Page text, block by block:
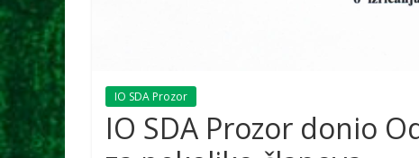
IO SDA Prozor
IO SDA Prozor donio